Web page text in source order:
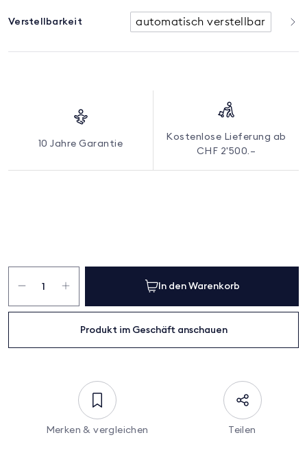
Verstellbarkeit automatisch verstellbar
10 Jahre Garantie
Kostenlose Lieferung ab
CHF 2'500.–
Swing-
flex
Menge
In den Warenkorb
Produkt im Geschäft anschauen
Merken & vergleichen Teilen